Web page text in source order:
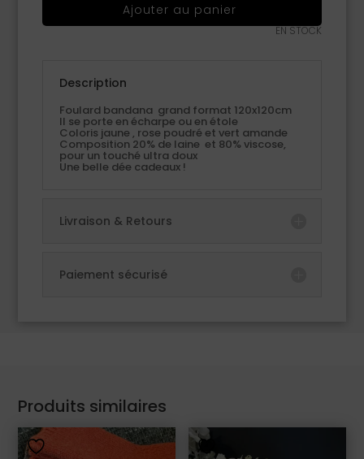
Ajouter au panier
EN STOCK
Description
Foulard bandana grand format 120x120cm
Il se porte en écharpe ou en étole
Coloris jaune , rose poudré et vert amande
Composition 20% de laine et 80% viscose,
pour un touché ultra doux
Une belle dée cadeaux !
Livraison & Retours
Paiement sécurisé
Produits similaires